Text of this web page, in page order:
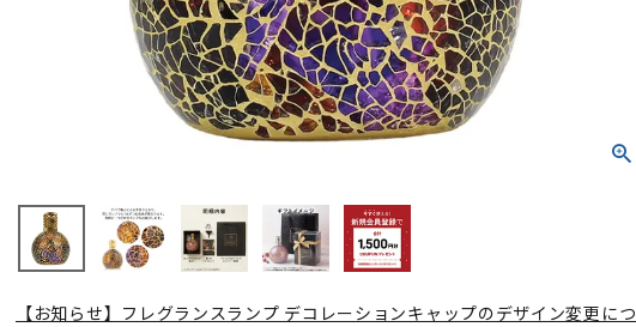
【お知らせ】フレグランスランプ デコレーションキャップのデザイン変更につ